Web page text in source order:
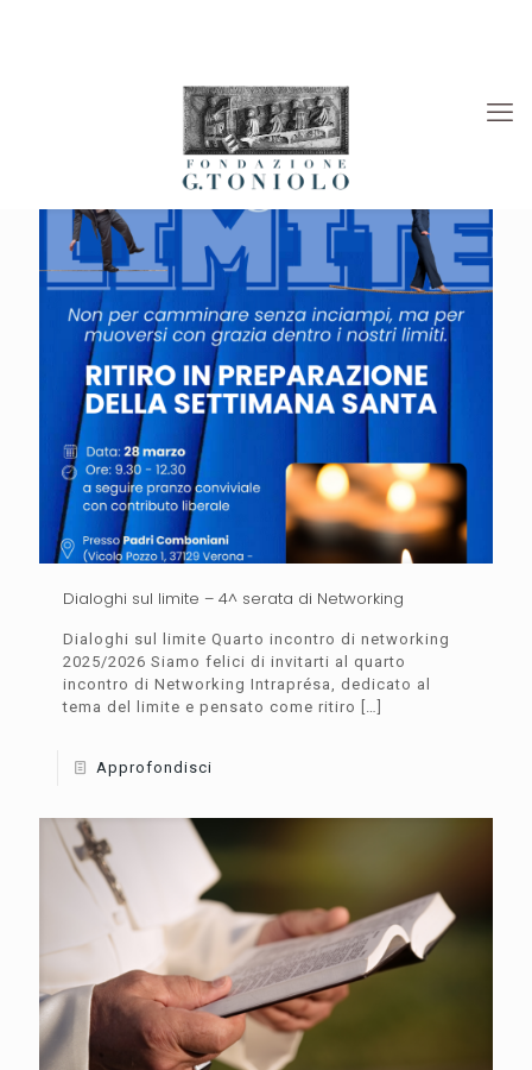
Dialoghi sul limite – 4^ serata di Networking
Dialoghi sul limite Quarto incontro di networking
2025/2026 Siamo felici di invitarti al quarto
incontro di Networking Intraprésa, dedicato al
tema del limite e pensato come ritiro
[…]
Approfondisci